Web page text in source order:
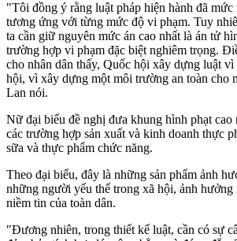
"Tôi đồng ý rằng luật pháp hiện hành đã
tương ứng với từng mức độ vi phạm. Tuy
ta cần giữ nguyên mức án cao nhất là án tử
trường hợp vi phạm đặc biệt nghiêm trọng.
cho nhân dân thấy, Quốc hội xây dựng luật
hội, vì xây dựng một môi trường an toàn cho
Lan nói.
Nữ đại biểu đề nghị đưa khung hình phạt
các trường hợp sản xuất và kinh doanh thực
sữa và thực phẩm chức năng.
Theo đại biểu, đây là những sản phẩm ảnh
những người yếu thế trong xã hội, ảnh hưởng
niềm tin của toàn dân.
"Đương nhiên, trong thiết kế luật, cần có sự